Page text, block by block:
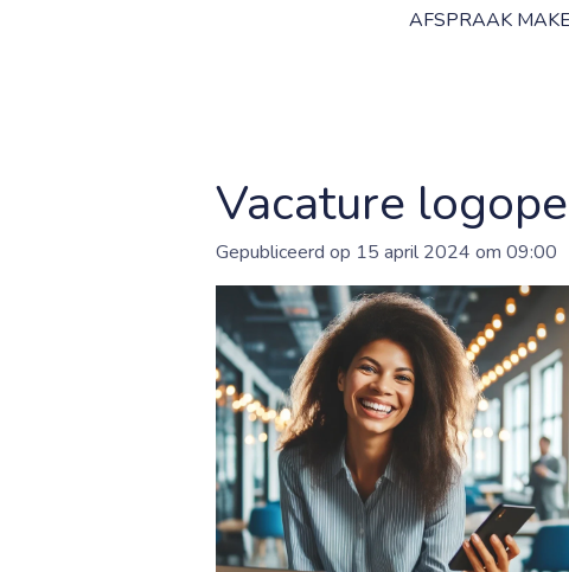
AFSPRAAK
Vacature
Gepubliceerd op 15 april 2024 om 09:00